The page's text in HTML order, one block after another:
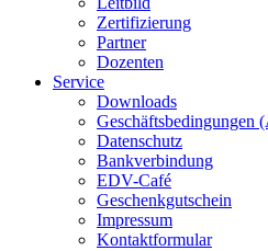
Zertifizierung
Partner
Dozenten
Service
Downloads
Geschäftsbedingungen
Datenschutz
Bankverbindung
EDV-Café
Geschenkgutschein
Impressum
Kontaktformular